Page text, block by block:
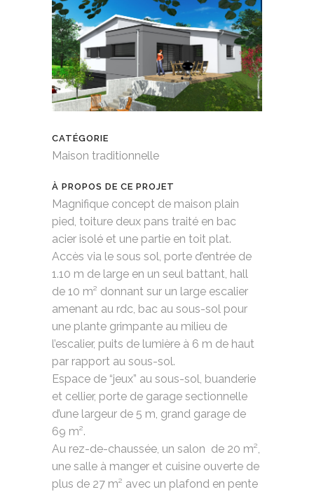
CATÉGORIE
Maison traditionnelle
À PROPOS DE CE PROJET
Magnifique concept de maison plain
pied, toiture deux pans traité en bac
acier isolé et une partie en toit plat.
Accès via le sous sol, porte d’entrée de
1.10 m de large en un seul battant, hall
de 10 m² donnant sur un large escalier
amenant au rdc, bac au sous-sol pour
une plante grimpante au milieu de
l’escalier, puits de lumière à 6 m de haut
par rapport au sous-sol.
Espace de “jeux” au sous-sol, buanderie
et cellier, porte de garage sectionnelle
d’une largeur de 5 m, grand garage de
69 m².
Au rez-de-chaussée, un salon de 20 m²,
une salle à manger et cuisine ouverte de
plus de 27 m² avec un plafond en pente